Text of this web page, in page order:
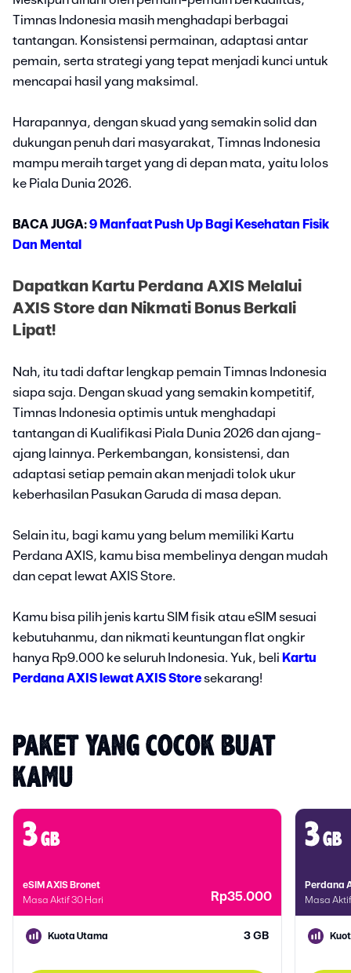
Timnas Indonesia masih menghadapi berbagai
tantangan. Konsistensi permainan, adaptasi antar
pemain, serta strategi yang tepat menjadi kunci untuk
mencapai hasil yang maksimal.
Harapannya, dengan skuad yang semakin solid dan
dukungan penuh dari masyarakat, Timnas Indonesia
mampu meraih target yang di depan mata, yaitu lolos
ke Piala Dunia 2026.
BACA JUGA:9 Manfaat Push Up Bagi Kesehatan Fisik
Dan Mental
Dapatkan Kartu Perdana AXIS Melalui
AXIS Store dan Nikmati Bonus Berkali
Lipat!
Nah, itu tadi daftar lengkap pemain Timnas Indonesia
siapa saja. Dengan skuad yang semakin kompetitif,
Timnas Indonesia optimis untuk menghadapi
tantangan di Kualifikasi Piala Dunia 2026 dan ajang-
ajang lainnya. Perkembangan, konsistensi, dan
adaptasi setiap pemain akan menjadi tolok ukur
keberhasilan Pasukan Garuda di masa depan.
Selain itu, bagi kamu yang belum memiliki Kartu
Perdana AXIS, kamu bisa membelinya dengan mudah
dan cepat lewat AXIS Store.
Kamu bisa pilih jenis kartu SIM fisik atau eSIM sesuai
kebutuhanmu, dan nikmati keuntungan flat ongkir
hanya Rp9.000 ke seluruh Indonesia. Yuk, beli Kartu
Perdana AXIS lewat AXIS Storesekarang!
PAKET YANG COCOK BUAT
KAMU
3gb
eSIM AXIS Bronet
Masa Aktif 30 Hari
Rp35.000
Kuota Utama 3 GB
3gb
Perdana
Masa